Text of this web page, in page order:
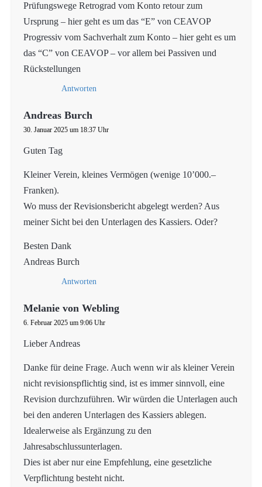
Prüfungswege Retrograd vom Konto retour zum
Ursprung – hier geht es um das “E” von CEAVOP
Progressiv vom Sachverhalt zum Konto – hier geht es um
das “C” von CEAVOP – vor allem bei Passiven und
Rückstellungen
Antworten
Andreas Burch
30. Januar 2025 um 18:37 Uhr
Guten Tag
Kleiner Verein, kleines Vermögen (wenige 10’000.–
Franken).
Wo muss der Revisionsbericht abgelegt werden? Aus
meiner Sicht bei den Unterlagen des Kassiers. Oder?
Besten Dank
Andreas Burch
Antworten
Melanie von Webling
6. Februar 2025 um 9:06 Uhr
Lieber Andreas
Danke für deine Frage. Auch wenn wir als kleiner Verein
nicht revisionspflichtig sind, ist es immer sinnvoll, eine
Revision durchzuführen. Wir würden die Unterlagen auch
bei den anderen Unterlagen des Kassiers ablegen.
Idealerweise als Ergänzung zu den
Jahresabschlussunterlagen.
Dies ist aber nur eine Empfehlung, eine gesetzliche
Verpflichtung besteht nicht.